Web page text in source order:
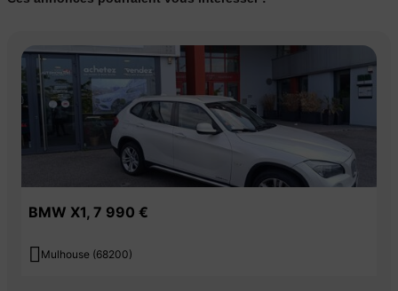
multifonctions,Avertisseur franchissement de ligne,Détecteur
pression des pneus,Stop and start,Caméra de recul,Fixation
Isofix,Détecteur d'angles mort,Phares Full LED,Lecteur de
signalisation routière,Hayon électrique,Aide au démarrage en
côte,Alerte collision,Android auto,Apple CarPlay,Commande
vocale,Éclairage d'ambiance,Écran tactile,Freinage actif
d'urgence,Frein à main électrique,Réglage lombaires
électriques,Banquette rabattable 1/3-2/3,Ecrous Antivol,Détecteur
BMW X1, 7 990 €
 Mulhouse (68200)